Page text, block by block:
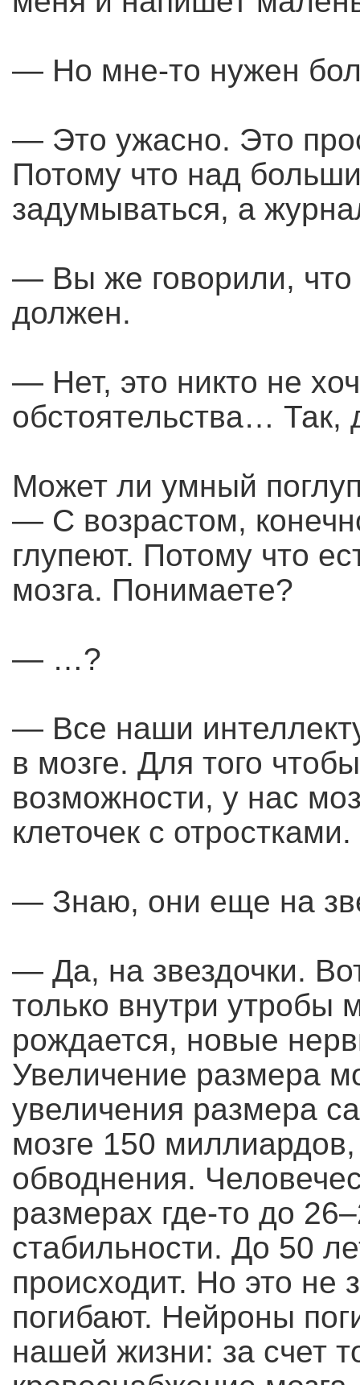
— Но мне-то нужен
— Это ужасно. Это
Потому что над
задумываться, а
— Вы же говорили, что
должен.
— Нет, это никто не
обстоятельства… Так,
Может ли умный
— С возрастом,
глупеют. Потому что
мозга. Понимаете?
— …?
— Все наши
в мозге. Для того
возможности, у нас
клеточек с отростками.
— Знаю, они еще на
— Да, на звездочки.
только внутри утробы
рождается, новые
Увеличение размера
увеличения размера
мозге 150 миллиардов,
обводнения.
размерах где-то до
стабильности. До 50
происходит. Но это не
погибают. Нейроны
нашей жизни: за счет